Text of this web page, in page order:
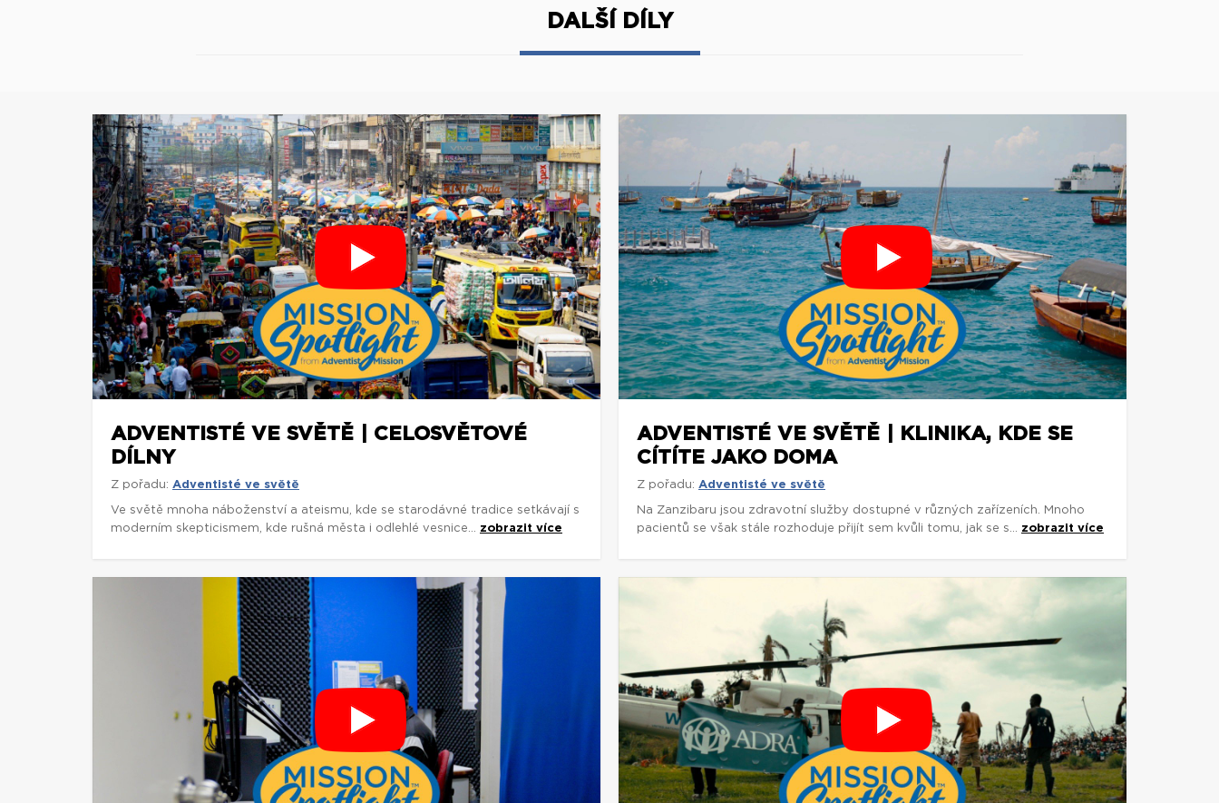
DALŠÍ DÍLY
ADVENTISTÉ VE SVĚTĚ | CELOSVĚTOVÉ
DÍLNY
Z pořadu: Adventisté ve světě
Ve světě mnoha náboženství a ateismu, kde se starodávné tradice setkávají s
moderním skepticismem, kde rušná města i odlehlé vesnice... zobrazit více
ADVENTISTÉ VE SVĚTĚ | KLINIKA, KDE SE
CÍTÍTE JAKO DOMA
Z pořadu: Adventisté ve světě
Na Zanzibaru jsou zdravotní služby dostupné v různých zařízeních. Mnoho
pacientů se však stále rozhoduje přijít sem kvůli tomu, jak se s... zobrazit více